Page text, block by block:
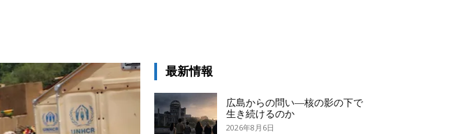
最新情報
広島からの問い―核の影の下で
生き続けるのか
2026年8月6日